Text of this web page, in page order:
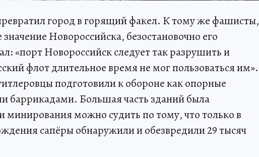
город в горящий факел. К тому же фашисты,
значение Новороссийска, безостановочно его
«порт Новороссийск следует так разрушить и
флот длительное время не мог пользоваться им».
подготовили к обороне как опорные
баррикадами. Большая часть зданий была
минирования можно судить по тому, что только в
сапёры обнаружили и обезвредили 29 тысяч